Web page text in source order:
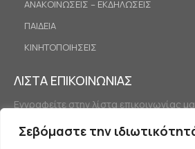
Σεβόμαστε την
ΑΝΑΚΟΙΝΩΣΕΙΣ – ΕΚΔΗΛΩΣΕΙΣ
ΠΑΙΔΕΙΑ
ΚΙΝΗΤΟΠΟΙΗΣΕΙΣ
ΛΙΣΤΑ ΕΠΙΚΟΙΝΩΝΙΑΣ
Εγγραφείτε στην λίστα επικοινωνίας